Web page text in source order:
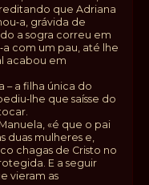
que Adriana
grávida de
a sogra correu em
com um pau, até lhe
acabou em
– a filha única do
que saísse do
«é que o pai
duas mulheres e,
chagas de Cristo no
E a seguir
vieram as